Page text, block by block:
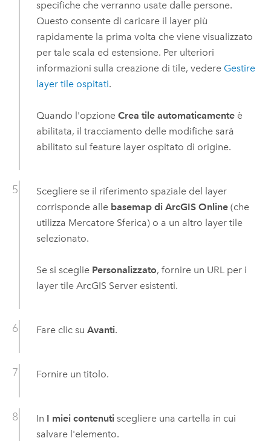
specifiche che verranno usate dalle persone.
Questo consente di caricare il layer più
rapidamente la prima volta che viene visualizzato
per tale scala ed estensione. Per ulteriori
informazioni sulla creazione di tile, vedere Gestire
layer tile ospitati.
Quando l'opzione Crea tile automaticamenteè
abilitata, il tracciamento delle modifiche sarà
abilitato sul feature layer ospitato di origine.
Scegliere se il riferimento spaziale del layer
corrisponde alle basemap di ArcGIS Online(che
utilizza Mercatore Sferica) o a un altro layer tile
selezionato.
Se si sceglie Personalizzato, fornire un URL per i
layer tile ArcGIS Serveresistenti.
Fare clic su Avanti.
Fornire un titolo.
In I miei contenutiscegliere una cartella in cui
salvare l'elemento.